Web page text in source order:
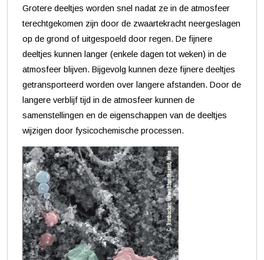
Grotere deeltjes worden snel nadat ze in de atmosfeer
terechtgekomen zijn door de zwaartekracht neergeslagen
op de grond of uitgespoeld door regen. De fijnere
deeltjes kunnen langer (enkele dagen tot weken) in de
atmosfeer blijven. Bijgevolg kunnen deze fijnere deeltjes
getransporteerd worden over langere afstanden. Door de
langere verblijf tijd in de atmosfeer kunnen de
samenstellingen en de eigenschappen van de deeltjes
wijzigen door fysicochemische processen.